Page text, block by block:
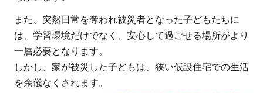
いな
い
4
発
展
途
また、突然日常を奪われ被災者となった子どもたちに
は、学習環境だけでなく、安心して過ごせる場所がより
一層必要となります。
しかし、家が被災した子どもは、狭い仮設住宅での生活
を余儀なくされます。